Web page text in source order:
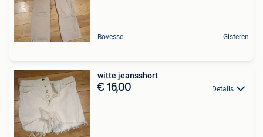
Bovesse Gisteren
witte jeansshort
€ 16,00 Details